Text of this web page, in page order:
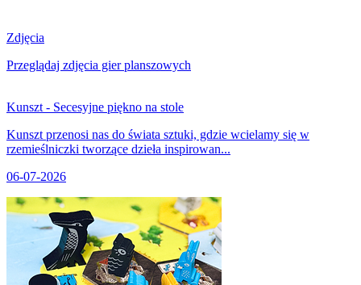
Zdjęcia
Przeglądaj zdjęcia gier planszowych
Kunszt - Secesyjne piękno na stole
Kunszt przenosi nas do świata sztuki, gdzie wcielamy się w
rzemieślniczki tworzące dzieła inspirowan...
06-07-2026